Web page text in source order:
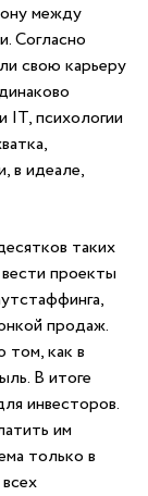
между
Согласно
свою карьеру
психологии
в идеале,
таких
проекты
продаж.
как в
В итоге
инвесторов.
им
только в